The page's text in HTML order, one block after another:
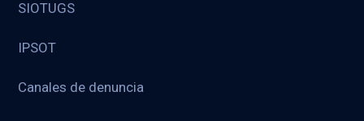
SIOTUGS
IPSOT
Canales de denuncia